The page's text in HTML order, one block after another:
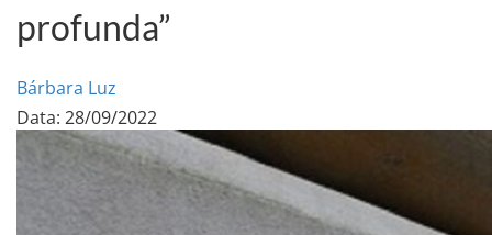
profunda”
Bárbara Luz
Data: 28/09/2022